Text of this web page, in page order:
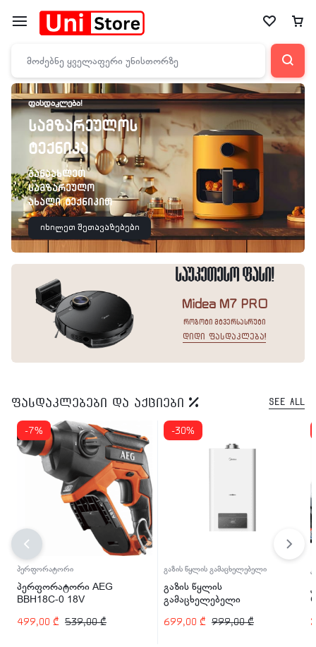
ᲤᲐᲡᲓᲐᲙᲚᲔᲑᲐ!
სამზარეულოს
ტექნიკა
განაახლეთ
სამზარეულო
ახალი ტექნიკით
იხილეთ შეთავაზებები
საუკეთესო ფასი!
Midea M7 PRO
რობოტი მტვერსასრუტი
დიდი ფასდაკლება!
ფასდაკლებები და აქციები See All
-7%
პერფორატორი
პერფორატორი AEG
BBH18C-0 18V
539,00₾
499,00 ₾
-30%
გაზის წყლის გამაცხელებელი
გაზის წყლის
გამაცხელებელი
Midea JSG22-11VLS WI-FI
999,00₾
699,00 ₾